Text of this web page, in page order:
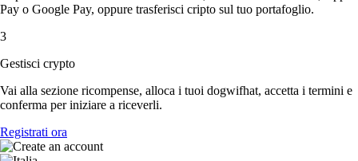
Pay o Google Pay, oppure trasferisci cripto sul tuo portafoglio.
3
Gestisci crypto
Vai alla sezione ricompense, alloca i tuoi dogwifhat, accetta i termini e
conferma per iniziare a riceverli.
Registrati ora